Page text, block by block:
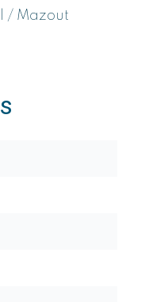
/ Mazout